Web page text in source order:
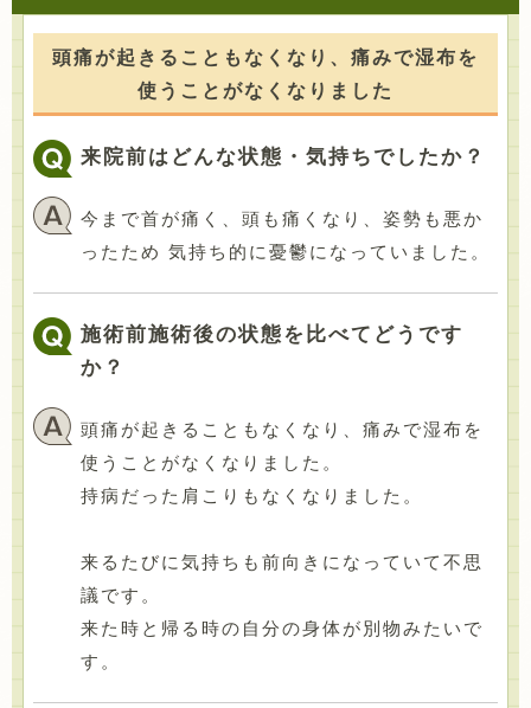
頭痛が起きることもなくなり、痛みで湿布を
使うことがなくなりました
来院前はどんな状態・気持ちでしたか？
今まで首が痛く、頭も痛くなり、姿勢も悪か
ったため 気持ち的に憂鬱になっていました。
施術前施術後の状態を比べてどうです
か？
頭痛が起きることもなくなり、痛みで湿布を
使うことがなくなりました。
持病だった肩こりもなくなりました。
来るたびに気持ちも前向きになっていて不思
議です。
来た時と帰る時の自分の身体が別物みたいで
す。